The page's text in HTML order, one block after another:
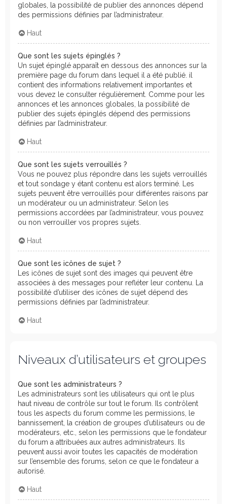
globales, la possibilité de publier des annonces dépend
des permissions définies par l’administrateur.
Haut
Que sont les sujets épinglés ?
Un sujet épinglé apparaît en dessous des annonces sur la
première page du forum dans lequel il a été publié. il
contient des informations relativement importantes et
vous devez le consulter régulièrement. Comme pour les
annonces et les annonces globales, la possibilité de
publier des sujets épinglés dépend des permissions
définies par l’administrateur.
Haut
Que sont les sujets verrouillés ?
Vous ne pouvez plus répondre dans les sujets verrouillés
et tout sondage y étant contenu est alors terminé. Les
sujets peuvent être verrouillés pour différentes raisons par
un modérateur ou un administrateur. Selon les
permissions accordées par l’administrateur, vous pouvez
ou non verrouiller vos propres sujets.
Haut
Que sont les icônes de sujet ?
Les icônes de sujet sont des images qui peuvent être
associées à des messages pour refléter leur contenu. La
possibilité d’utiliser des icônes de sujet dépend des
permissions définies par l’administrateur.
Haut
Niveaux d’utilisateurs et groupes
Que sont les administrateurs ?
Les administrateurs sont les utilisateurs qui ont le plus
haut niveau de contrôle sur tout le forum. Ils contrôlent
tous les aspects du forum comme les permissions, le
bannissement, la création de groupes d’utilisateurs ou de
modérateurs, etc., selon les permissions que le fondateur
du forum a attribuées aux autres administrateurs. Ils
peuvent aussi avoir toutes les capacités de modération
sur l’ensemble des forums, selon ce que le fondateur a
autorisé.
Haut